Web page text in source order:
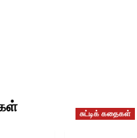
சுட்டிக் கதைகள்